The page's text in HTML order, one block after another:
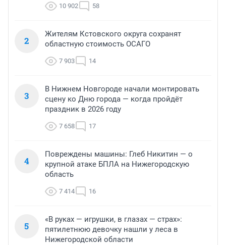
10 902 58
2
Жителям Кстовского округа сохранят
областную стоимость ОСАГО
7 903 14
3
В Нижнем Новгороде начали монтировать
сцену ко Дню города — когда пройдёт
праздник в 2026 году
7 658 17
4
Повреждены машины: Глеб Никитин — о
крупной атаке БПЛА на Нижегородскую
область
7 414 16
5
«В руках — игрушки, в глазах — страх»:
пятилетнюю девочку нашли у леса в
Нижегородской области